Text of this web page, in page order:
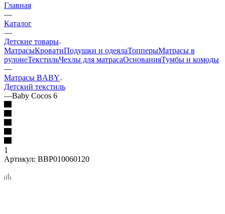
Главная
—
Каталог
—
Детские товары
МатрасыКроватиПодушки и одеялаТопперыМатрасы в
рулонеТекстильЧехлы для матрасаОснованияТумбы и комоды
—
Матрасы BABY
Детский текстиль
—Baby Cocos 6
1
Артикул: BBP010060120